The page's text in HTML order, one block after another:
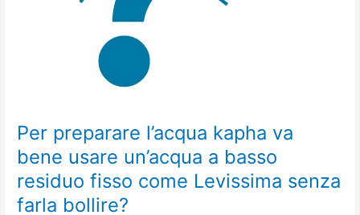
Per preparare l’acqua kapha va
bene usare un’acqua a basso
residuo fisso come Levissima senza
farla bollire?
farla
bollire?